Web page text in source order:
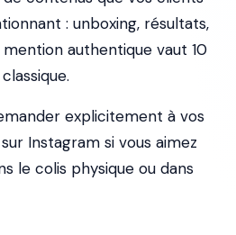
: unboxing, résultats,
authentique vaut 10
explicitement à vos
Instagram si vous aimez
le colis physique ou dans